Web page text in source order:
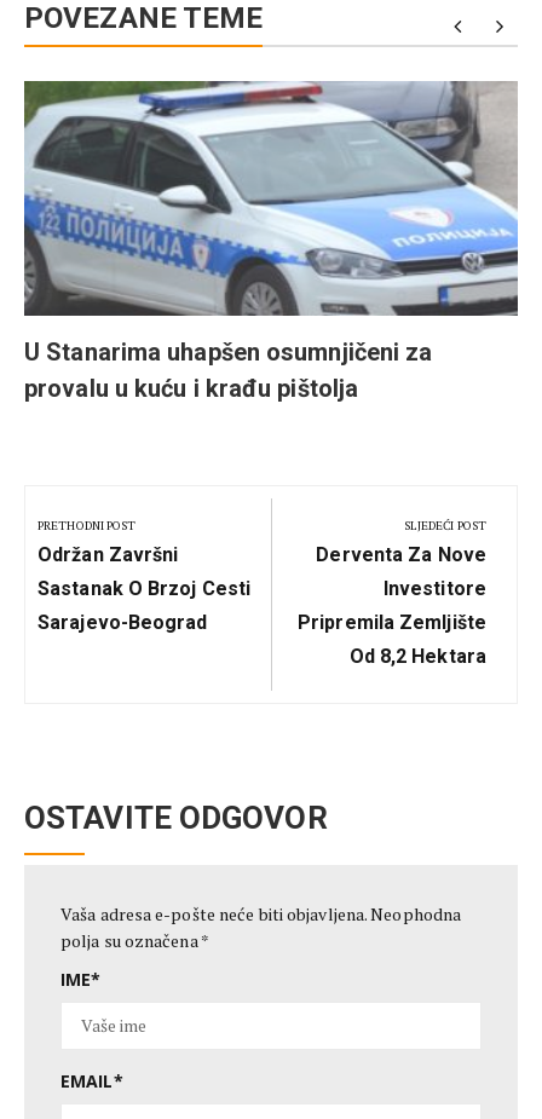
POVEZANE TEME
U Stanarima uhapšen osumnjičeni za
provalu u kuću i krađu pištolja
članka
PRETHODNI POST
Previous
Post:
Održan Završni
Sastanak O Brzoj Cesti
Sarajevo-Beograd
SLJEDEĆI POST
Next
Derventa Za Nove
Investitore
Pripremila Zemljište
Od 8,2 Hektara
OSTAVITE ODGOVOR
Vaša adresa e-pošte neće biti objavljena.Neophodna
polja su označena *
IME*
EMAIL*